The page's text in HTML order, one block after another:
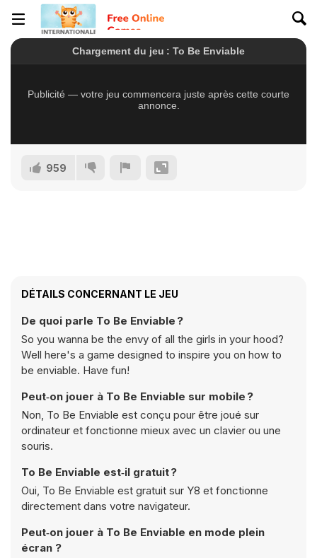
959
DÉTAILS CONCERNANT LE JEU
De quoi parle To Be Enviable ?
So you wanna be the envy of all the girls in your hood?
Well here's a game designed to inspire you on how to
be enviable. Have fun!
Peut‑on jouer à To Be Enviable sur mobile ?
Non, To Be Enviable est conçu pour être joué sur
ordinateur et fonctionne mieux avec un clavier ou une
souris.
To Be Enviable est‑il gratuit ?
Oui, To Be Enviable est gratuit sur Y8 et fonctionne
directement dans votre navigateur.
Peut‑on jouer à To Be Enviable en mode plein
écran ?